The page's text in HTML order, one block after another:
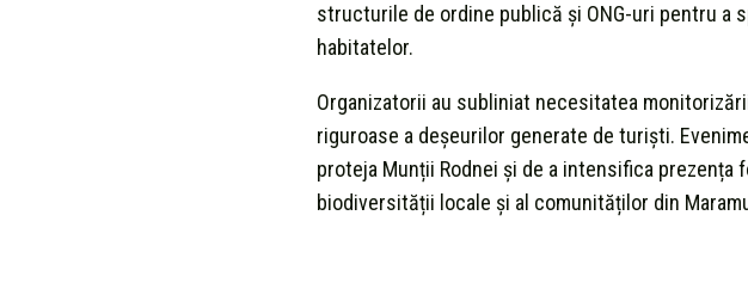
structurile de ordine publică și ONG-uri pentru a
habitatelor.
Organizatorii au subliniat necesitatea
riguroase a deșeurilor generate de turiști.
proteja Munții Rodnei și de a intensifica
biodiversității locale și al comunităților din